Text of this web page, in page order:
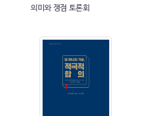
의미와 쟁점 토론회